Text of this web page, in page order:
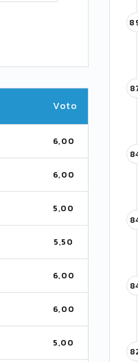
Voto
6,00
6,00
5,00
5,50
6,00
6,00
5,00